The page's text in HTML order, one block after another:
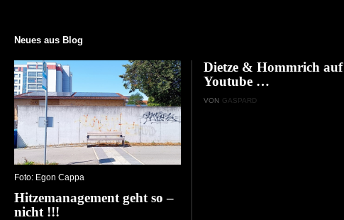
Neues aus Blog
Foto: Egon Cappa
Hitzemanagement geht so –
nicht !!!
Dietze & Hommrich auf
Youtube …
VON GASPARD